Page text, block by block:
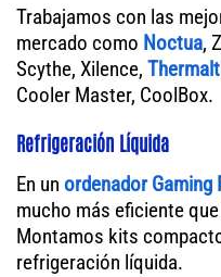
Trabajamos con las
mercado como Noctua,
Scythe, Xilence,
Cooler Master, CoolBox.
Refrigeración Líquida
En un ordenador Gaming
mucho más eficiente
Montamos kits
refrigeración líquida.